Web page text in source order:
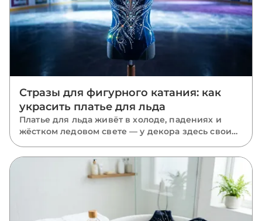
Стразы для фигурного катания: как
украсить платье для льда
Платье для льда живёт в холоде, падениях и
жёстком ледовом свете — у декора здесь свои
почему нельзя клеить накануне старта и в каких
зонах платья стразам не место.